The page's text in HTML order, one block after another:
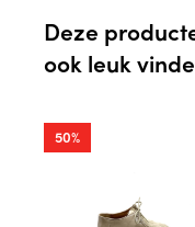
Deze
ook leuk
50%